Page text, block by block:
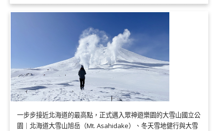
一步步接近北海道的最高點，正式邁入眾神遊樂園的大雪山國立公
園｜北海道大雪山旭岳（Mt. Asahidake）、冬天雪地健行與大雪